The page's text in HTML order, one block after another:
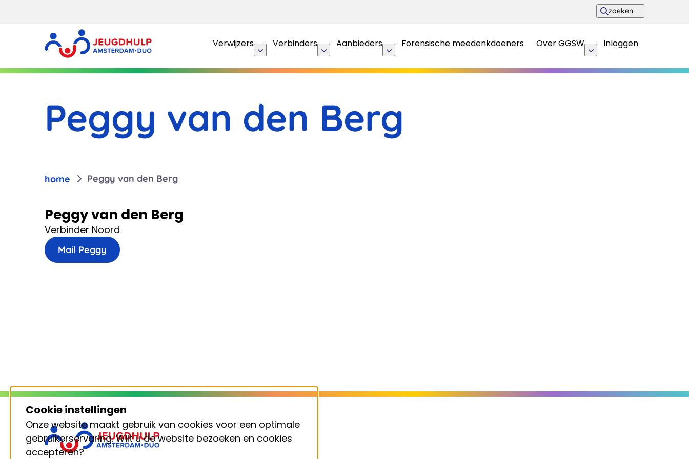
Cookie instellingen
Onze website maakt gebruik van cookies voor een optimale
gebruikerservaring. Wilt u de website bezoeken en cookies
accepteren?
zoeken
Verwijzers Verbinders Aanbieders Forensische meedenkdoeners Over GGSW Inloggen
Peggy van den Berg
Peggy van den Berg
Verbinder Noord
Mail Peggy
home Peggy van den Berg
Footer